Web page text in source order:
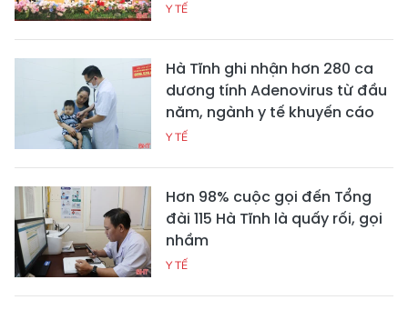
Y TẾ
Hà Tĩnh ghi nhận hơn 280 ca
dương tính Adenovirus từ đầu
năm, ngành y tế khuyến cáo
Y TẾ
Hơn 98% cuộc gọi đến Tổng
đài 115 Hà Tĩnh là quấy rối, gọi
nhầm
Y TẾ